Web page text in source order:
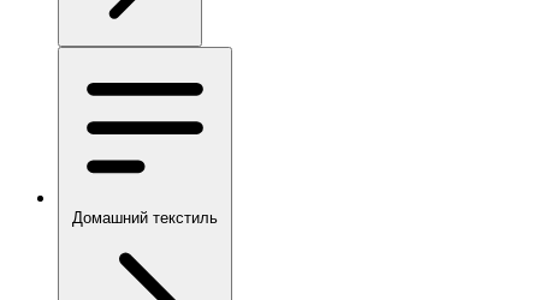
Домашний текстиль